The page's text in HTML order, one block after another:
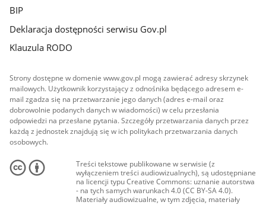
BIP
Deklaracja dostępności serwisu Gov.pl
Klauzula RODO
Strony dostępne w domenie www.gov.pl mogą zawierać adresy skrzynek
mailowych. Użytkownik korzystający z odnośnika będącego adresem e-
mail zgadza się na przetwarzanie jego danych (adres e-mail oraz
dobrowolnie podanych danych w wiadomości) w celu przesłania
odpowiedzi na przesłane pytania. Szczegóły przetwarzania danych przez
każdą z jednostek znajdują się w ich politykach przetwarzania danych
osobowych.
Treści tekstowe publikowane w serwisie (z
wyłączeniem treści audiowizualnych), są udostępniane
na licencji typu Creative Commons: uznanie autorstwa
- na tych samych warunkach 4.0 (CC BY-SA 4.0).
Materiały audiowizualne, w tym zdjęcia, materiały